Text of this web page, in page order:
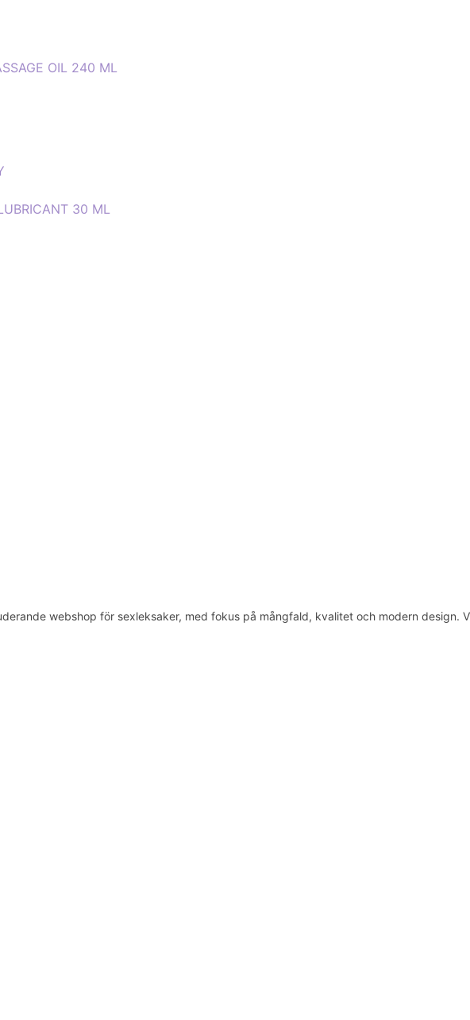
OIL 240 ML
30 ML
webshop för sexleksaker, med fokus på mångfald, kvalitet och modern design.